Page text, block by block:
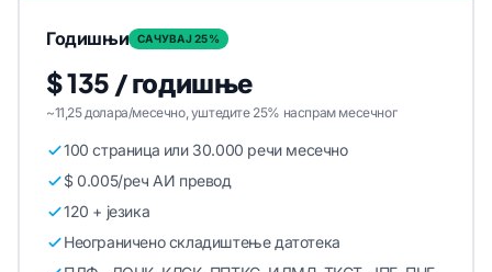
Годишњи САЧУВАЈ 25%
$ 135 / годишње
~11,25 долара/месечно, уштедите 25% наспрам месечног
100 страница или 30.000 речи месечно
$ 0.005/реч АИ превод
120 + језика
Неограничено складиштење датотека